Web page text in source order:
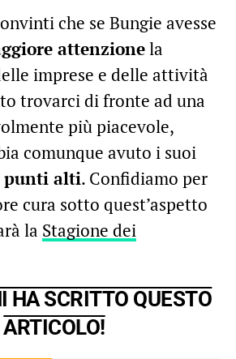
che se Bungie avesse
attenzionela
imprese e delle attività
trovarci di fronte ad una
più piacevole,
comunque avuto i suoi
punti alti. Confidiamo per
cura sotto quest’aspetto
la Stagione dei
HA SCRITTO QUESTO
ARTICOLO!